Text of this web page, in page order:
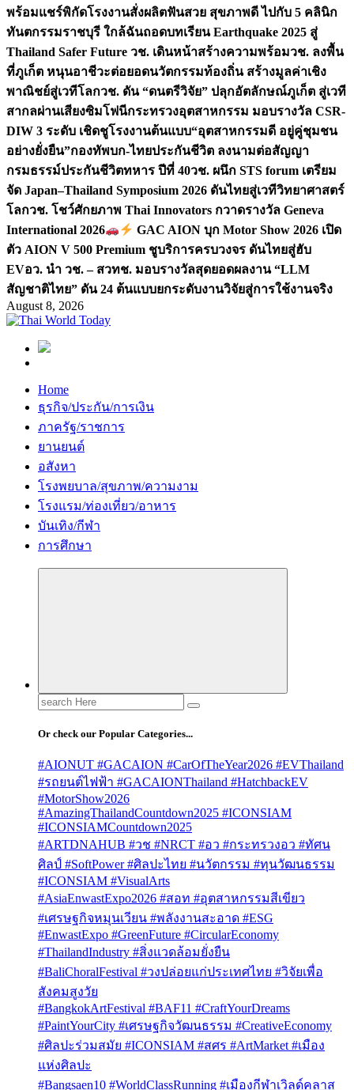
พร้อมแชร์พิกัดโรงงานสั่งผลิตฟันสวย สุขภาพดี ไปกับ 5 คลินิก
ทันตกรรมราชบุรี ใกล้ฉันถอดบทเรียน Earthquake 2025 สู่
Thailand Safer Future วช. เดินหน้าสร้างความพร้อมวช. ลงพื้น
ที่ภูเก็ต หนุนอาชีวะต่อยอดนวัตกรรมท้องถิ่น สร้างมูลค่าเชิง
พาณิชย์สู่เวทีโลกวช. ดัน “ดนตรีวิจัย” ปลุกอัตลักษณ์ภูเก็ต สู่เวที
สากลผ่านเสียงซิมโฟนีกระทรวงอุตสาหกรรม มอบรางวัล CSR-
DIW 3 ระดับ เชิดชูโรงงานต้นแบบ“อุตสาหกรรมดี อยู่คู่ชุมชน
อย่างยั่งยืน”กองทัพบก-ไทยประกันชีวิต ลงนามต่อสัญญา
กรมธรรม์ประกันชีวิตทหาร ปีที่ 40วช. ผนึก STS forum เตรียม
จัด Japan–Thailand Symposium 2026 ดันไทยสู่เวทีวิทยาศาสตร์
โลกวช. โชว์ศักยภาพ Thai Innovators กวาดรางวัล Geneva
International 2026
GAC AION บุก Motor Show 2026 เปิด
ตัว AION V 500 Premium ชูบริการครบวงจร ดันไทยสู่ฮับ
EVอว. นำ วช. – สวทช. มอบรางวัลสุดยอดผลงาน “LLM
สัญชาติไทย” ดัน 24 ต้นแบบยกระดับงานวิจัยสู่การใช้งานจริง
August 8, 2026
Home
ธุรกิจ/ประกัน/การเงิน
ภาครัฐ/ราชการ
ยานยนต์
อสังหา
โรงพยบาล/สุขภาพ/ความงาม
โรงแรม/ท่องเที่ยว/อาหาร
บันเทิง/กีฬา
การศึกษา
Search
for:
Or check our Popular Categories...
#AIONUT #GACAION #CarOfTheYear2026 #EVThailand
#รถยนต์ไฟฟ้า #GACAIONThailand #HatchbackEV
#MotorShow2026
#AmazingThailandCountdown2025 #ICONSIAM
#ICONSIAMCountdown2025
#ARTDNAHUB #วช #NRCT #อว #กระทรวงอว #ทัศน
ศิลป์ #SoftPower #ศิลปะไทย #นวัตกรรม #ทุนวัฒนธรรม
#ICONSIAM #VisualArts
#AsiaEnwastExpo2026 #สอท #อุตสาหกรรมสีเขียว
#เศรษฐกิจหมุนเวียน #พลังงานสะอาด #ESG
#EnwastExpo #GreenFuture #CircularEconomy
#ThailandIndustry #สิ่งแวดล้อมยั่งยืน
#BaliChoralFestival #วงปล่อยแก่ประเทศไทย #วิจัยเพื่อ
สังคมสูงวัย
#BangkokArtFestival #BAF11 #CraftYourDreams
#PaintYourCity #เศรษฐกิจวัฒนธรรม #CreativeEconomy
#ศิลปะร่วมสมัย #ICONSIAM #สศร #ArtMarket #เมือง
แห่งศิลปะ
#Bangsaen10 #WorldClassRunning #เมืองกีฬาเวิลด์คลาส